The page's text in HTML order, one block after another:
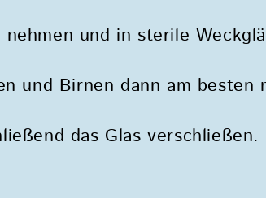
und in sterile
und Birnen dann am besten
das Glas verschließen.